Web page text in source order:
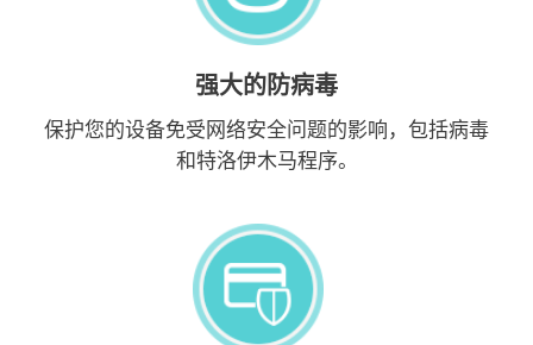
强大的防病毒
保护您的设备免受网络安全问题的影响，包括病毒
和特洛伊木马程序。